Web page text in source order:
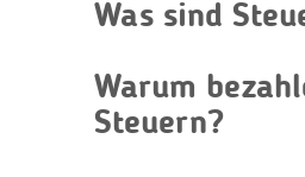
Was sind
Warum
Steuern?